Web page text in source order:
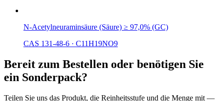
N-Acetylneuraminsäure (Säure) ≥ 97,0% (GC)
CAS 131-48-6 · C11H19NO9
Bereit zum Bestellen oder benötigen Sie
ein Sonderpack?
Teilen Sie uns das Produkt, die Reinheitsstufe und die Menge mit —